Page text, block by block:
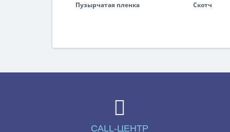
Пузырчатая пленка Скотч
CALL-ЦЕНТР